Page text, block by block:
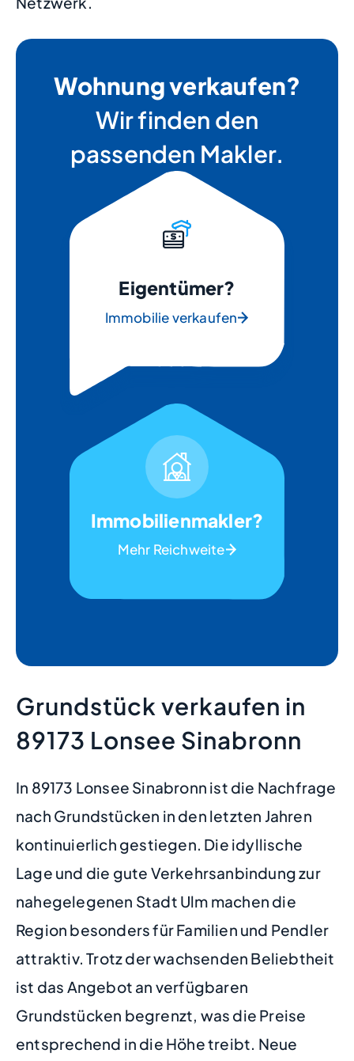
Wohnung verkaufen?
Wir finden den
passenden Makler.
Eigentümer?
Immobilie verkaufen
Immobilienmakler?
Mehr Reichweite
Grundstück verkaufen in
89173 Lonsee Sinabronn
In 89173 Lonsee Sinabronn ist die Nachfrage
nach Grundstücken in den letzten Jahren
kontinuierlich gestiegen. Die idyllische
Lage und die gute Verkehrsanbindung zur
nahegelegenen Stadt Ulm machen die
Region besonders für Familien und Pendler
attraktiv. Trotz der wachsenden Beliebtheit
ist das Angebot an verfügbaren
Grundstücken begrenzt, was die Preise
entsprechend in die Höhe treibt. Neue